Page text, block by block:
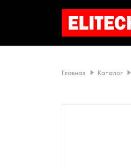
Главная Каталог